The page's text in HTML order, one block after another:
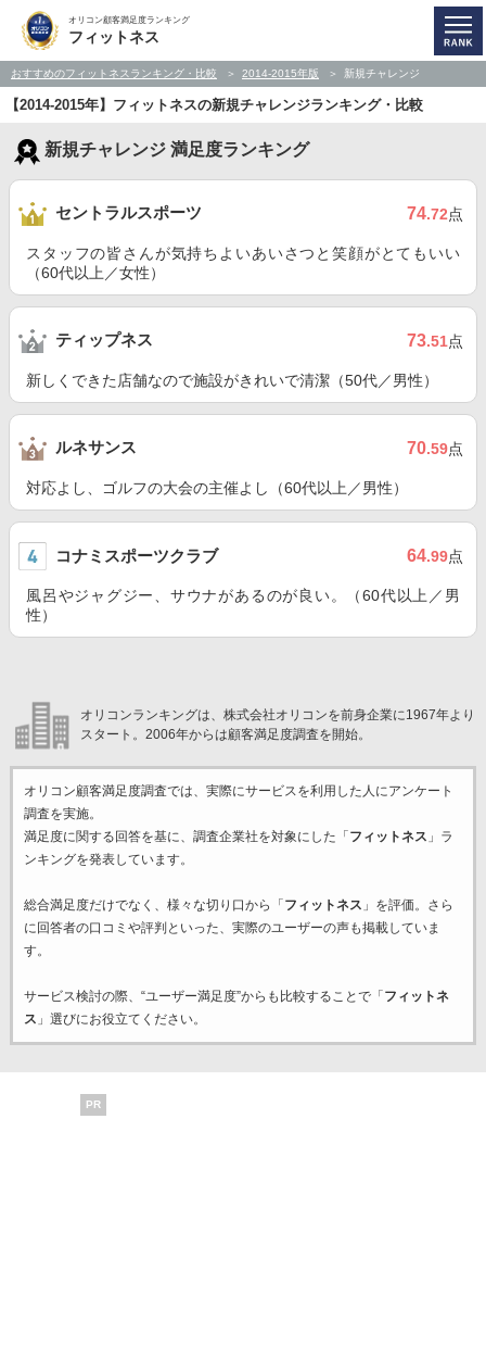
オリコン顧客満足度ランキング
フィットネス
おすすめのフィットネスランキング・比較 2014-2015年版 新規チャレンジ
【2014-2015年】フィットネスの新規チャレンジランキング・比較
新規チャレンジ 満足度ランキング
セントラルスポーツ 74.72点
スタッフの皆さんが気持ちよいあいさつと笑顔がとてもいい
（60代以上／女性）
ティップネス 73.51点
新しくできた店舗なので施設がきれいで清潔（50代／男性）
ルネサンス 70.59点
対応よし、ゴルフの大会の主催よし（60代以上／男性）
コナミスポーツクラブ 64.99点
風呂やジャグジー、サウナがあるのが良い。（60代以上／男
性）
オリコンランキングは、株式会社オリコンを前身企業に1967年より
スタート。2006年からは顧客満足度調査を開始。
オリコン顧客満足度調査では、実際にサービスを利用した 人にアンケート
調査を実施。
満足度に関する回答を基に、調査企業社を対象にした「 フィットネス 」ラ
ンキングを発表しています。
総合満足度だけでなく、様々な切り口から「 フィットネス 」を評価。さら
に回答者の口コミや評判といった、実際のユーザーの声も掲載していま
す。
サービス検討の際、“ユーザー満足度”からも比較することで「 フィットネ
ス 」選びにお役立てください。
PR